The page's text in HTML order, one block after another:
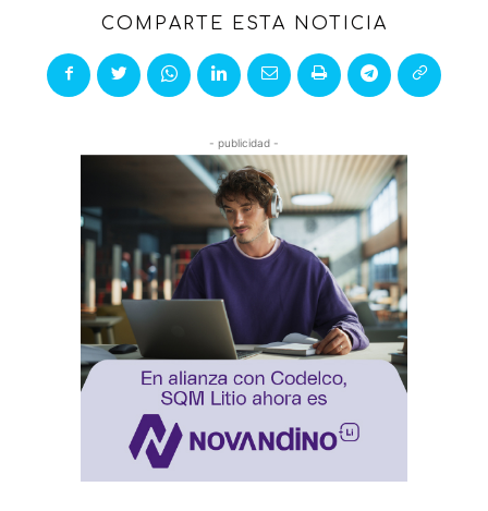
COMPARTE ESTA NOTICIA
- publicidad -